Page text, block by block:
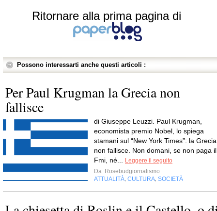
Ritornare alla prima pagina di
Possono interessarti anche questi articoli :
Per Paul Krugman la Grecia non
fallisce
di Giuseppe Leuzzi. Paul Krugman,
economista premio Nobel, lo spiega
stamani sul “New York Times”: la Grecia
non fallisce. Non domani, se non paga il
Fmi, né...
Leggere il seguito
Da Rosebudgiornalismo
ATTUALITÀ CULTURA SOCIETÀ